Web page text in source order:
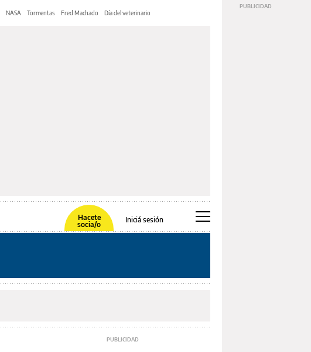
NASA Tormentas Fred Machado Día del veterinario
Hacete
socia/o
Iniciá sesión